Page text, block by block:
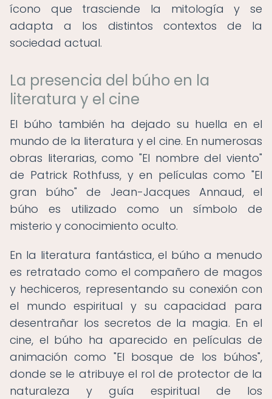
ícono que trasciende la mitología y se
adapta a los distintos contextos de la
sociedad actual.
La presencia del búho en la
literatura y el cine
El búho también ha dejado su huella en el
mundo de la literatura y el cine. En numerosas
obras literarias, como "El nombre del viento"
de Patrick Rothfuss, y en películas como "El
gran búho" de Jean-Jacques Annaud, el
búho es utilizado como un símbolo de
misterio y conocimiento oculto.
En la literatura fantástica, el búho a menudo
es retratado como el compañero de magos
y hechiceros, representando su conexión con
el mundo espiritual y su capacidad para
desentrañar los secretos de la magia. En el
cine, el búho ha aparecido en películas de
animación como "El bosque de los búhos",
donde se le atribuye el rol de protector de la
naturaleza y guía espiritual de los